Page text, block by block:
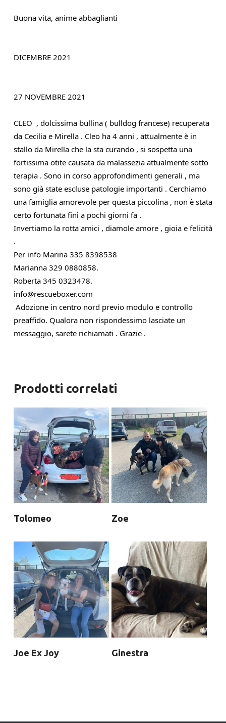
Buona vita, anime abbaglianti
DICEMBRE 2021
27 NOVEMBRE 2021
CLEO  , dolcissima bullina ( bulldog francese) recuperata
da Cecilia e Mirella . Cleo ha 4 anni , attualmente è in
stallo da Mirella che la sta curando , si sospetta una
fortissima otite causata da malassezia attualmente sotto
terapia . Sono in corso approfondimenti generali , ma
sono già state escluse patologie importanti . Cerchiamo
una famiglia amorevole per questa piccolina , non è stata
certo fortunata finì a pochi giorni fa .
Invertiamo la rotta amici , diamole amore , gioia e felicità
.
Per info Marina 335 8398538
Marianna 329 0880858.
Roberta 345 0323478.
info@rescueboxer.com
preaffido. Qualora non rispondessimo lasciate un
messaggio, sarete richiamati . Grazie .
Prodotti correlati
Tolomeo Zoe
Joe Ex Joy Ginestra